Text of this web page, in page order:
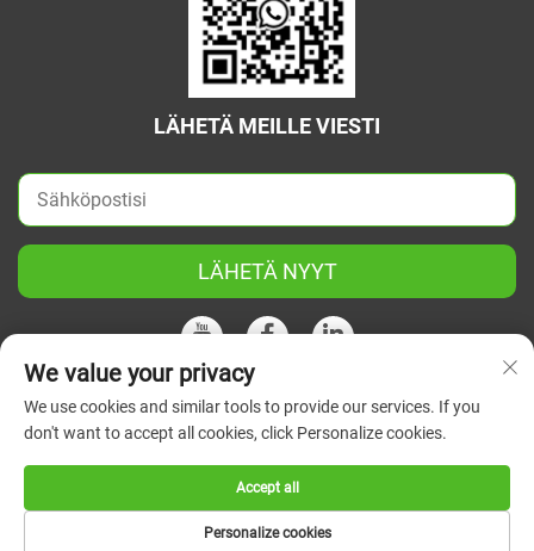
LÄHETÄ MEILLE VIESTI
LÄHETÄ NYYT
Tekijänoikeus © 2026 China Jiangsu Green Union Science
Tietosuojakäytäntö
We value your privacy
We use cookies and similar tools to provide our services. If you
don't want to accept all cookies, click Personalize cookies.
Personalize cookies
Accept all